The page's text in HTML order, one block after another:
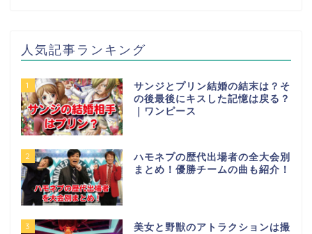
人気記事ランキング
1
サンジとプリン結婚の結末は？そ
の後最後にキスした記憶は戻る？
｜ワンピース
2
ハモネプの歴代出場者の全大会別
まとめ！優勝チームの曲も紹介！
3
美女と野獣のアトラクションは撮